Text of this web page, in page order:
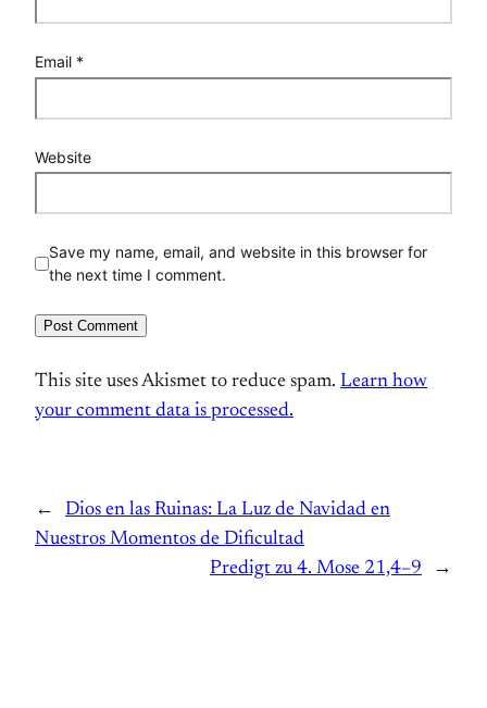
Email *
Website
Save my name, email, and website in this browser for
the next time I comment.
This site uses Akismet to reduce spam. Learn how
your comment data is processed.
←
Dios en las Ruinas: La Luz de Navidad en
Nuestros Momentos de Dificultad
Predigt zu 4. Mose 21,4–9
→